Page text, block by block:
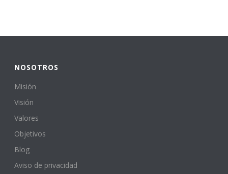
NOSOTROS
Misión
Visión
Valores
Objetivos
Blog
Aviso de privacidad